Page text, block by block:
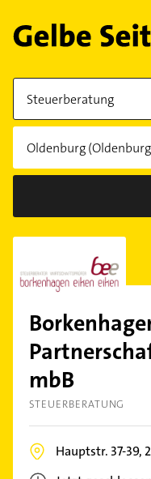
mbB
STEUERBERATUNG
Hauptstr. 37-39,